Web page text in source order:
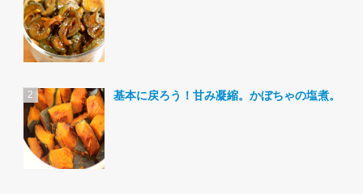
基本に戻ろう！甘み凝縮。かぼちゃの塩煮。